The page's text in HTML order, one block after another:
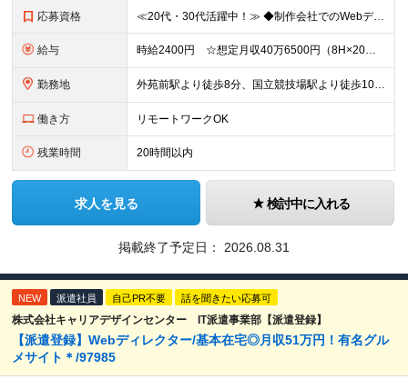
応募資格 ≪20代・30代活躍中！≫ ◆制作会社でのWebディレクション経験 ◆Web制作やコーディングの実務経験 ※ブランクがある方やこれまでのご経験に自信がない方も、まずはお気軽にご応募ください！ ※ご経
給与 時給2400円 ☆想定月収40万6500円（8H×20日＋残業7.5H） ※交通費全額支給 ※在宅日数に応じて、在宅勤務手当あり
勤務地 外苑前駅より徒歩8分、国立競技場駅より徒歩10分 ▼服装：私服 ▼働き方：一部在宅（週4～5日） ※業務に慣れ次第（約1～2週間）で在宅勤務が可能になります。 ※基本在宅勤務になりますが、業務の状況
働き方 リモートワークOK
残業時間 20時間以内
求人を見る 検討中に入れる
掲載終了予定日： 2026.08.31
NEW 派遣社員 自己PR不要 話を聞きたい応募可
株式会社キャリアデザインセンター IT派遣事業部【派遣登録】
【派遣登録】Webディレクター/基本在宅◎月収51万円！有名グル
メサイト＊/97985